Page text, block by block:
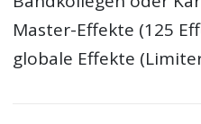
Master-Effekte (125
globale Effekte